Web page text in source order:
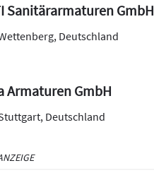
Sanitärarmaturen GmbH
, Deutschland
Armaturen GmbH
,Deutschland